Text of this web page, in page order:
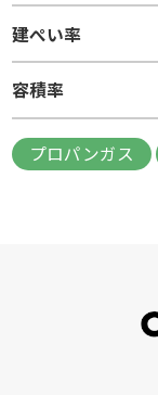
建ぺい率
容積率
プロパンガス